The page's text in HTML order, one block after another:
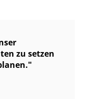
zu setzen